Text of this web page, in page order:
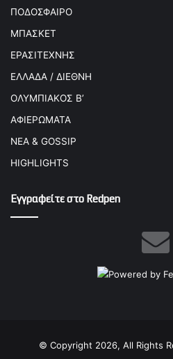
ΠΟΔΟΣΦΑΙΡΟ
ΜΠΑΣΚΕΤ
ΕΡΑΣΙΤΕΧΝΗΣ
ΕΛΛΑΔΑ / ΔΙΕΘΝΗ
ΟΛΥΜΠΙΑΚΟΣ Β’
ΑΦΙΕΡΩΜΑΤΑ
ΝΕΑ & GOSSIP
HIGHLIGHTS
Εγγραφείτε στο Redpen
© Copyright 2026, All Rights